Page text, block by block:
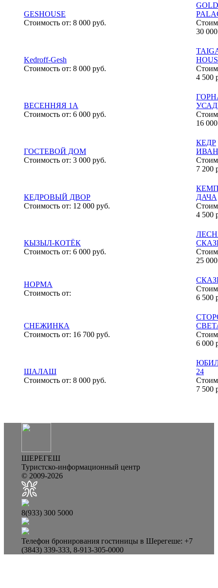
GESHOUSE
Стоимость от: 8 000 руб.
30
Kedroff-Gesh
Стоимость от: 8 000 руб.
4 500
ВЕСЕННЯЯ 1А
Стоимость от: 6 000 руб.
16
ГОСТЕВОЙ ДОМ
Стоимость от: 3 000 руб.
КЕДР
7 200
КЕДРОВЫЙ ДВОР
Стоимость от: 12 000 руб.
ДАЧА
4 500
КЫЗЫЛ-КОТЁК
Стоимость от: 6 000 руб.
25
НОРМА
Стоимость от:
6 500
СНЕЖИНКА
Стоимость от: 16 700 руб.
6 000
ШАЛАШ
Стоимость от: 8 000 руб.
24
7 500
ШЕРЕГЕШ
Туристско-информационный центр
© 2009-2026
8(933) 300 5000
Телефон бронирования гостиницы в Шерегеше: +7
(3843) 339-333, 8-913-305-0000